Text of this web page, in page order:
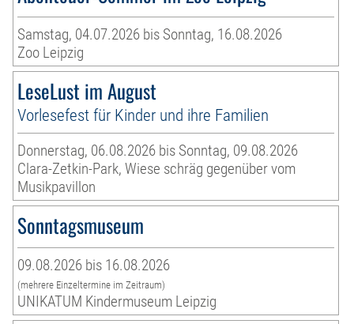
Samstag, 04.07.2026 bis Sonntag, 16.08.2026
Zoo Leipzig
LeseLust im August
Vorlesefest für Kinder und ihre Familien
Donnerstag, 06.08.2026 bis Sonntag, 09.08.2026
Clara-Zetkin-Park, Wiese schräg gegenüber vom
Musikpavillon
Sonntagsmuseum
09.08.2026 bis 16.08.2026
(mehrere Einzeltermine im Zeitraum)
UNIKATUM Kindermuseum Leipzig